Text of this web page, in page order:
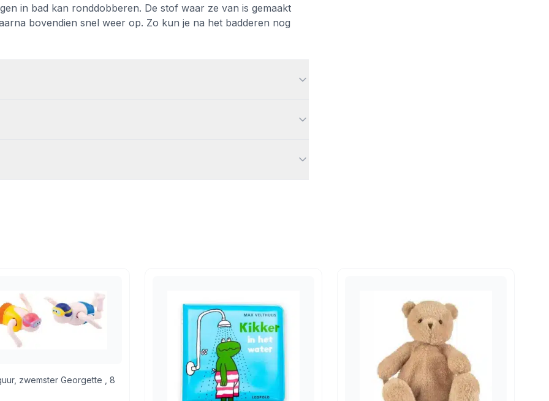
in bad kan ronddobberen. De stof waar ze van is gemaakt
bovendien snel weer op. Zo kun je na het badderen nog
,Badspeelgoed,Knuffels en poppen,Poppen
zwemster Georgette , 8